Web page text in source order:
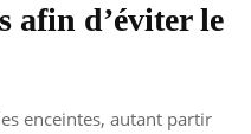
afin d’éviter le
enceintes, autant partir